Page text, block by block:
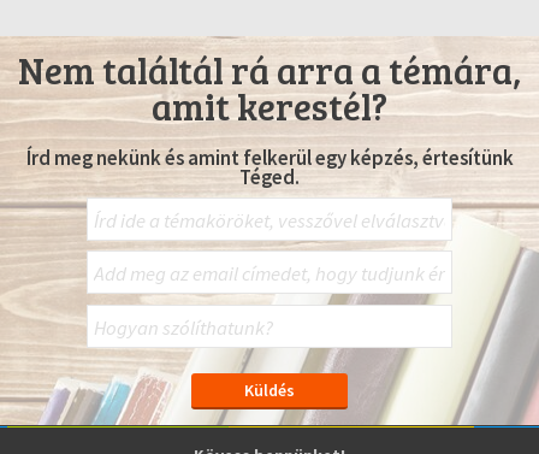
Nem találtál rá arra a témára,
amit kerestél?
Írd meg nekünk és amint felkerül egy képzés, értesítünk
Téged.